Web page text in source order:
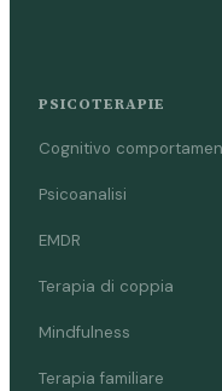
PSICOTERAPIE
Cognitivo
Psicoanalisi
EMDR
Terapia di coppia
Mindfulness
Terapia familiare